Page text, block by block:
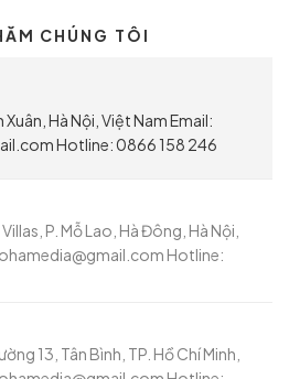
CHÚNG TÔI
Hà Nội, Việt Nam Email:
Hotline: 0866 158 246
P. Mỗ Lao, Hà Đông, Hà Nội,
Hotline:
13, Tân Bình, TP. Hồ Chí Minh,